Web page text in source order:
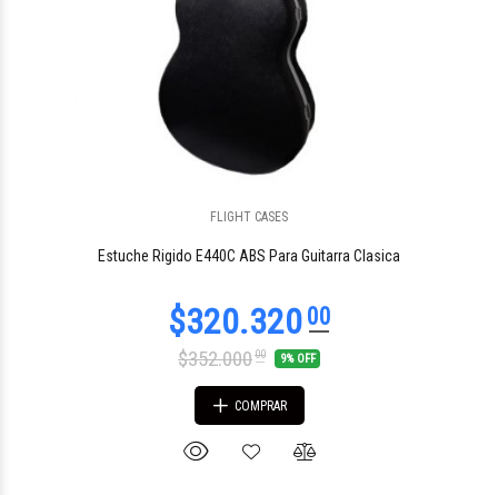
FLIGHT CASES
Estuche Rigido E440C ABS Para Guitarra Clasica
$352.00000 9% OFF
COMPRAR